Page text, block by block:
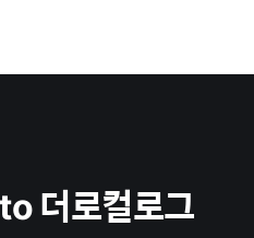
더로컬로그